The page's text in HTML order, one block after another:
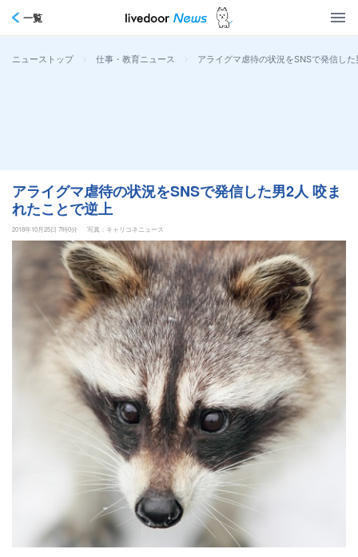
一覧
ニューストップ > 仕事・教育ニュース > アライグマ虐待の状況をSNSで発信し
アライグマ虐待の状況をSNSで発信した男2人 咬ま
れたことで逆上
2018年10月25日 7時0分 写真：キャリコネニュース